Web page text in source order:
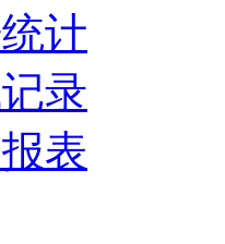
计
录
表